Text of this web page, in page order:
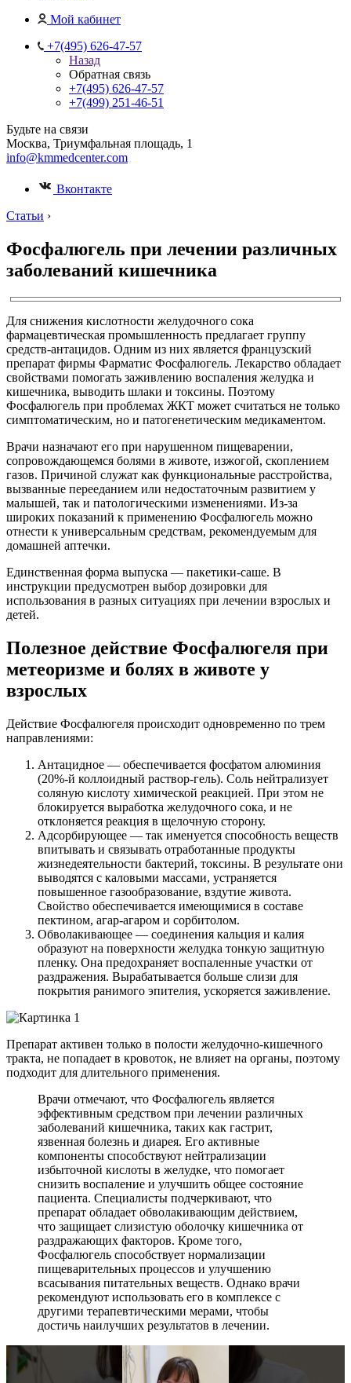
Мой кабинет
+7(495) 626-47-57
Назад
Обратная связь
+7(495) 626-47-57
+7(499) 251-46-51
Будьте на связи
Москва, Триумфальная площадь, 1
info@kmmedcenter.com
Вконтакте
Статьи ›
Фосфалюгель при лечении различных
заболеваний кишечника
Для снижения кислотности желудочного сока
фармацевтическая промышленность предлагает группу
средств-антацидов. Одним из них является французский
препарат фирмы Фарматис Фосфалюгель. Лекарство обладает
свойствами помогать заживлению воспаления желудка и
кишечника, выводить шлаки и токсины. Поэтому
Фосфалюгель при проблемах ЖКТ может считаться не только
симптоматическим, но и патогенетическим медикаментом.
Врачи назначают его при нарушенном пищеварении,
сопровождающемся болями в животе, изжогой, скоплением
газов. Причиной служат как функциональные расстройства,
вызванные перееданием или недостаточным развитием у
малышей, так и патологическими изменениями. Из-за
широких показаний к применению Фосфалюгель можно
отнести к универсальным средствам, рекомендуемым для
домашней аптечки.
Единственная форма выпуска — пакетики-саше. В
инструкции предусмотрен выбор дозировки для
использования в разных ситуациях при лечении взрослых и
детей.
Полезное действие Фосфалюгеля при
метеоризме и болях в животе у
взрослых
Действие Фосфалюгеля происходит одновременно по трем
направлениями:
Антацидное — обеспечивается фосфатом алюминия
(20%-й коллоидный раствор-гель). Соль нейтрализует
соляную кислоту химической реакцией. При этом не
блокируется выработка желудочного сока, и не
отклоняется реакция в щелочную сторону.
Адсорбирующее — так именуется способность веществ
впитывать и связывать отработанные продукты
жизнедеятельности бактерий, токсины. В результате они
выводятся с каловыми массами, устраняется
повышенное газообразование, вздутие живота.
Свойство обеспечивается имеющимися в составе
пектином, агар-агаром и сорбитолом.
Обволакивающее — соединения кальция и калия
образуют на поверхности желудка тонкую защитную
пленку. Она предохраняет воспаленные участки от
раздражения. Вырабатывается больше слизи для
покрытия ранимого эпителия, ускоряется заживление.
Препарат активен только в полости желудочно-кишечного
тракта, не попадает в кровоток, не влияет на органы, поэтому
подходит для длительного применения.
Врачи отмечают, что Фосфалюгель является
эффективным средством при лечении различных
заболеваний кишечника, таких как гастрит,
язвенная болезнь и диарея. Его активные
компоненты способствуют нейтрализации
избыточной кислоты в желудке, что помогает
снизить воспаление и улучшить общее состояние
пациента. Специалисты подчеркивают, что
препарат обладает обволакивающим действием,
что защищает слизистую оболочку кишечника от
раздражающих факторов. Кроме того,
Фосфалюгель способствует нормализации
пищеварительных процессов и улучшению
всасывания питательных веществ. Однако врачи
рекомендуют использовать его в комплексе с
другими терапевтическими мерами, чтобы
достичь наилучших результатов в лечении.